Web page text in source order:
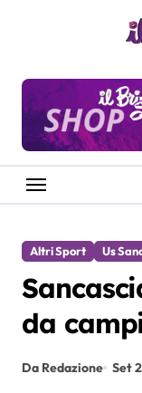
Altri Sport Us
da
Da Redazione Set